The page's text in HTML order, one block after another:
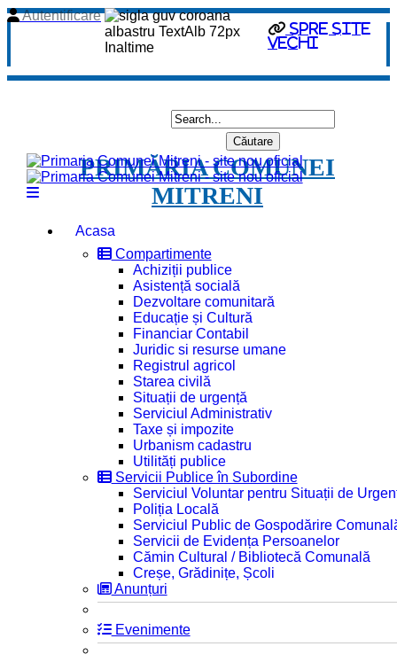
spre site
vechi
Autentificare
PRIMĂRIA COMUNEI
MITRENI
Acasa
Compartimente
Achiziții publice
Asistență socială
Dezvoltare comunitară
Educație și Cultură
Financiar Contabil
Juridic si resurse umane
Registrul agricol
Starea civilă
Situații de urgență
Serviciul Administrativ
Taxe și impozite
Urbanism cadastru
Utilități publice
Servicii Publice în Subordine
Serviciul Voluntar pentru Situații de
Poliția Locală
Serviciul Public de Gospodărire
Servicii de Evidența Persoanelor
Cămin Cultural / Bibliotecă Comunală
Creșe, Grădinițe, Școli
Anunțuri
Evenimente